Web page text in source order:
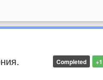
+1
Completed